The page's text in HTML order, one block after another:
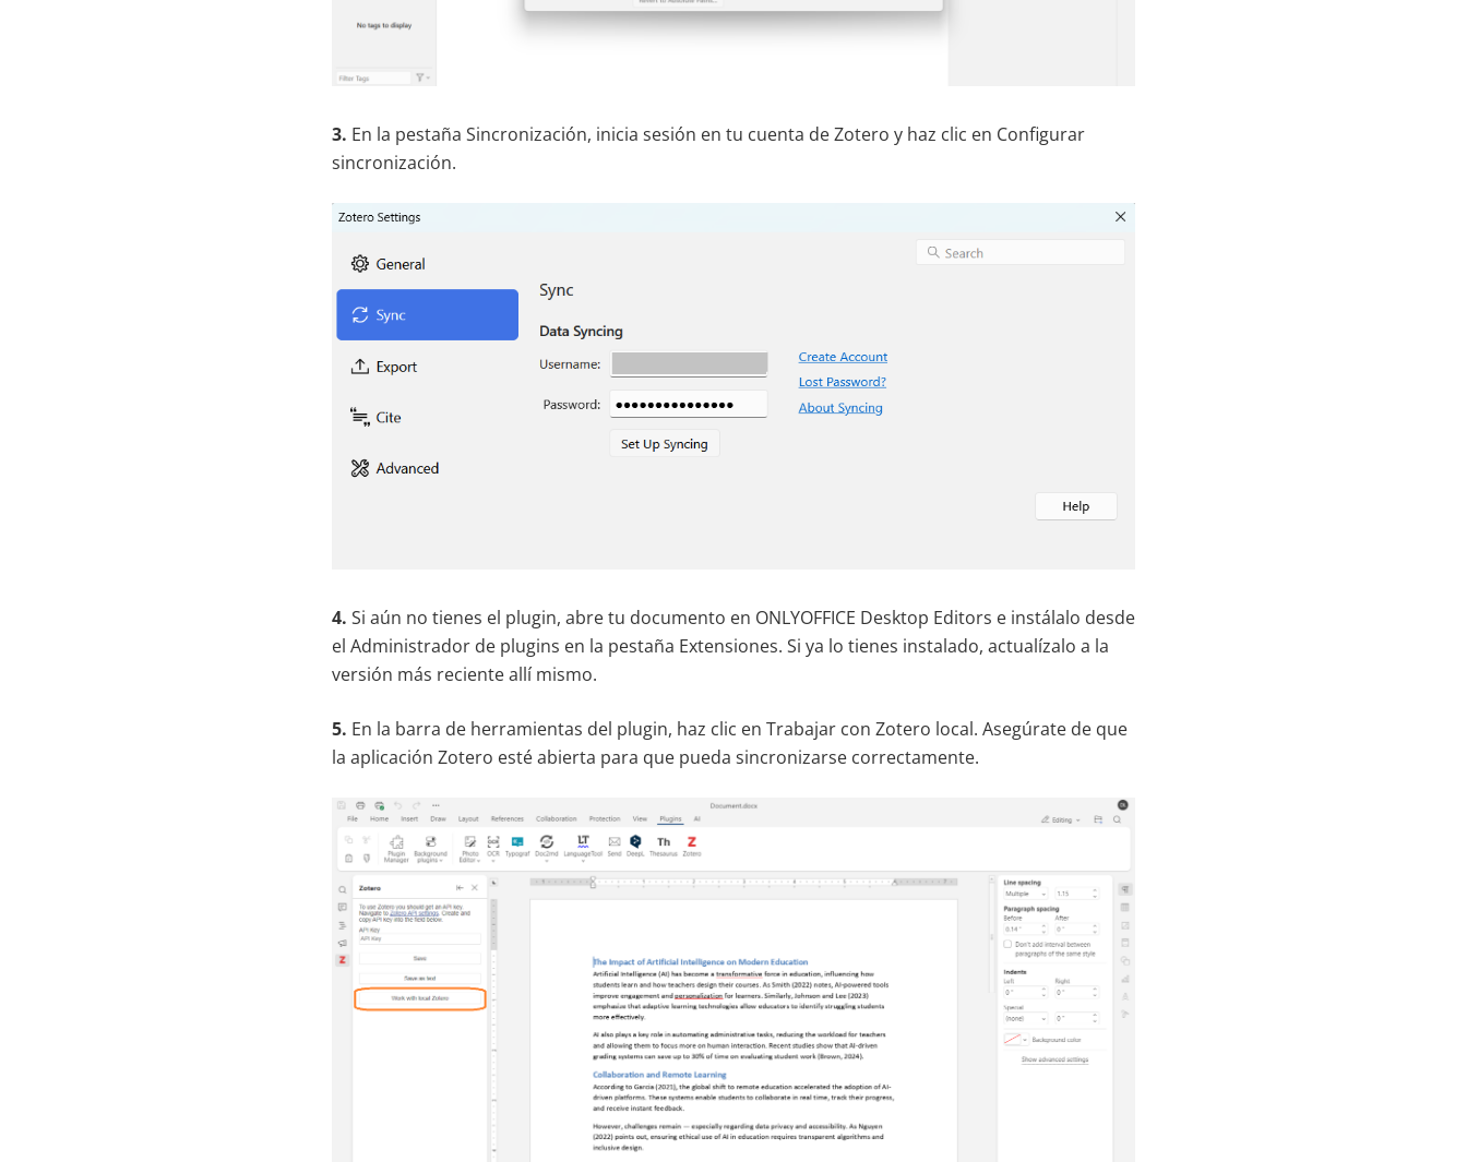
3. En la pestaña Sincronización, inicia sesión en tu cuenta de Zotero y haz clic en Configurar
sincronización.
4. Si aún no tienes el plugin, abre tu documento en ONLYOFFICE Desktop Editors e instálalo desde
el Administrador de plugins en la pestaña Extensiones. Si ya lo tienes instalado, actualízalo a la
versión más reciente allí mismo.
5. En la barra de herramientas del plugin, haz clic en Trabajar con Zotero local. Asegúrate de que
la aplicación Zotero esté abierta para que pueda sincronizarse correctamente.